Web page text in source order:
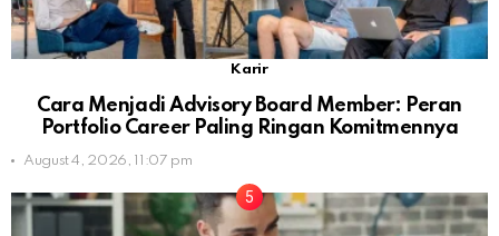
Karir
Cara Menjadi Advisory Board Member: Peran
Portfolio Career Paling Ringan Komitmennya
August 4, 2026, 11:07 pm